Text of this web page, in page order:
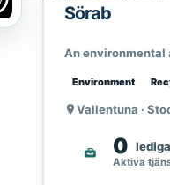
Sörab
An environmental
Environment
Vallentuna ·
0
Aktiva